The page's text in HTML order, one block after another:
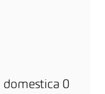
domestica 0